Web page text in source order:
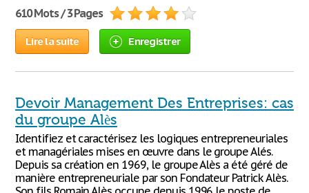
610 Mots / 3 Pages
Lire la suite Enregistrer
Devoir Management Des Entreprises: cas
du groupe Alès
Identifiez et caractérisez les logiques entrepreneuriales
et managériales mises en œuvre dans le groupe Alés.
Depuis sa création en 1969, le groupe Alès a été géré de
manière entrepreneuriale par son Fondateur Patrick Alès.